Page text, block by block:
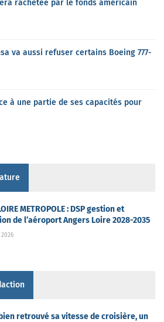
rachetée par le fonds américain
va aussi refuser certains Boeing 777-
à une partie de ses capacités pour
METROPOLE : DSP gestion et
de l’aéroport Angers Loire 2028-2035
2026
retrouvé sa vitesse de croisière, un